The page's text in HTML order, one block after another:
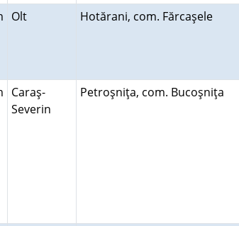
Olt Hotărani, com. Fărcaşele
Caraş-
Severin
Petroşniţa, com. Bucoşniţa